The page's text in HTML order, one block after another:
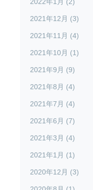
2021年12月 (3)
2021年11月 (4)
2021年10月 (1)
2021年9月 (9)
2021年8月 (4)
2021年7月 (4)
2021年6月 (7)
2021年3月 (4)
2021年1月 (1)
2020年12月 (3)